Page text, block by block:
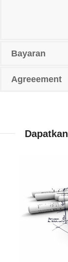
Bayaran
Agreeement